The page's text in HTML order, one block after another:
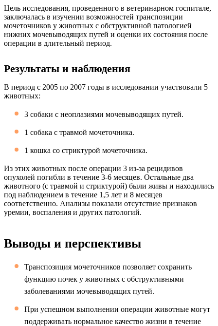
Цель исследования, проведенного в ветеринарном госпитале,
заключалась в изучении возможностей транспозиции
мочеточников у животных с обструктивной патологией
нижних мочевыводящих путей и оценки их состояния после
операции в длительный период.
Результаты и наблюдения
В период с 2005 по 2007 годы в исследовании участвовали 5
животных:
3 собаки с неоплазиями мочевыводящих путей.
1 собака с травмой мочеточника.
1 кошка со стриктурой мочеточника.
Из этих животных после операции 3 из-за рецидивов
опухолей погибли в течение 3-6 месяцев. Остальные два
животного (с травмой и стриктурой) были живы и находились
под наблюдением в течение 1,5 лет и 8 месяцев
соответственно. Анализы показали отсутствие признаков
уремии, воспаления и других патологий.
Выводы и перспективы
Транспозиция мочеточников позволяет сохранить
функцию почек у животных с обструктивными
заболеваниями мочевыводящих путей.
При успешном выполнении операции животные могут
поддерживать нормальное качество жизни в течение